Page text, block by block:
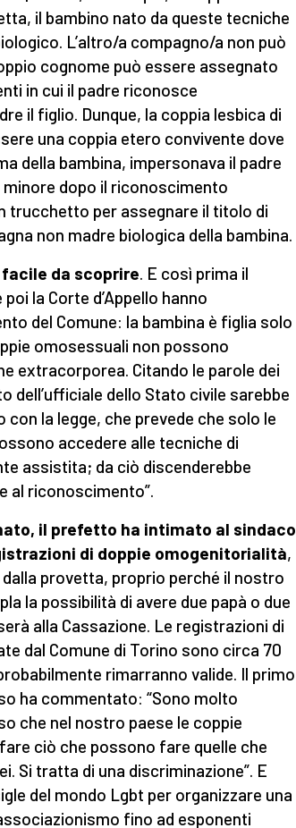
il bambino nato da queste tecniche
L’altro/a compagno/a non può
cognome può essere assegnato
in cui il padre riconosce
il figlio. Dunque, la coppia lesbica di
una coppia etero convivente dove
della bambina, impersonava il padre
dopo il riconoscimento
trucchetto per assegnare il titolo di
non madre biologica della bambina.
da scoprire. E così prima il
la Corte d’Appello hanno
del Comune: la bambina è figlia solo
omosessuali non possono
extracorporea. Citando le parole dei
dell’ufficiale dello Stato civile sarebbe
la legge, che prevede che solo le
accedere alle tecniche di
assistita; da ciò discenderebbe
al riconoscimento”.
il prefetto ha intimato al sindaco
di doppie omogenitorialità,
provetta, proprio perché il nostro
la possibilità di avere due papà o due
alla Cassazione. Le registrazioni di
dal Comune di Torino sono circa 70
rimarranno valide. Il primo
ha commentato: “Sono molto
che nel nostro paese le coppie
ciò che possono fare quelle che
Si tratta di una discriminazione”. E
del mondo Lgbt per organizzare una
fino ad esponenti